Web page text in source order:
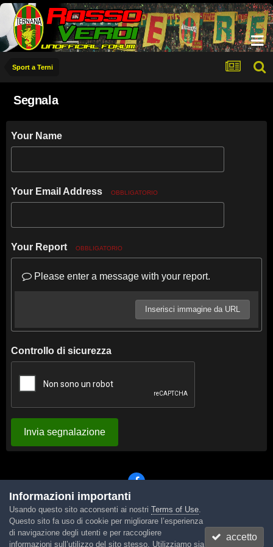
Sport a Terni
Segnala
Your Name
Your Email Address OBBLIGATORIO
Your Report OBBLIGATORIO
Please enter a message with your report.
Inserisci immagine da URL
Controllo di sicurezza
Invia segnalazione
Lingua Tema Contattaci Cookies
Powered by Invision Community
Informazioni importanti
Usando questo sito acconsenti ai nostri Terms of Use.
Questo sito fa uso di cookie per migliorare l’esperienza
di navigazione degli utenti e per raccogliere
informazioni sull’utilizzo del sito stesso. Utilizziamo sia
accetto